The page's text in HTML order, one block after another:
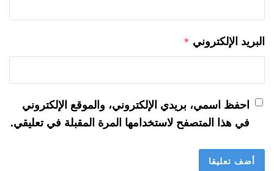
البريد الإلكتروني *
احفظ اسمي، بريدي الإلكتروني، والموقع الإلكتروني
في هذا المتصفح لاستخدامها المرة المقبلة في تعليقي.